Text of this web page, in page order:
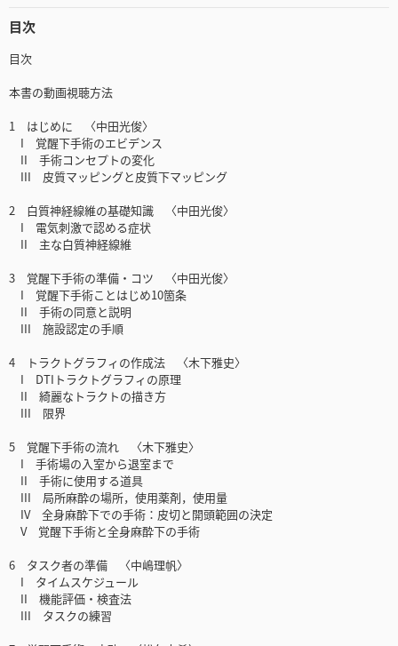
目次
目次
本書の動画視聴方法
1 はじめに 〈中田光俊〉
I 覚醒下手術のエビデンス
II 手術コンセプトの変化
III 皮質マッピングと皮質下マッピング
2 白質神経線維の基礎知識 〈中田光俊〉
I 電気刺激で認める症状
II 主な白質神経線維
3 覚醒下手術の準備・コツ 〈中田光俊〉
I 覚醒下手術ことはじめ10箇条
II 手術の同意と説明
III 施設認定の手順
4 トラクトグラフィの作成法 〈木下雅史〉
I DTIトラクトグラフィの原理
II 綺麗なトラクトの描き方
III 限界
5 覚醒下手術の流れ 〈木下雅史〉
I 手術場の入室から退室まで
II 手術に使用する道具
III 局所麻酔の場所，使用薬剤，使用量
IV 全身麻酔下での手術：皮切と開頭範囲の決定
V 覚醒下手術と全身麻酔下の手術
6 タスク者の準備 〈中嶋理帆〉
I タイムスケジュール
II 機能評価・検査法
III タスクの練習